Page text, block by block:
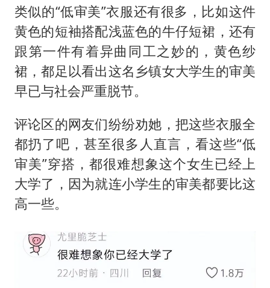
类似的“低审美”衣服还有很多，比如这件
黄色的短袖搭配浅蓝色的牛仔短裙，还有
跟第一件有着异曲同工之妙的，黄色纱
裙，都足以看出这名乡镇女大学生的审美
早已与社会严重脱节。
评论区的网友们纷纷劝她，把这些衣服全
都扔了吧，甚至很多人直言，看这些“低
审美”穿搭，都很难想象这个女生已经上
大学了，因为就连小学生的审美都要比这
高一些。